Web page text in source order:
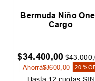
990,00
20 %OFF
Oneill
$48.000,
Ahorrá
$12.
Hasta 12